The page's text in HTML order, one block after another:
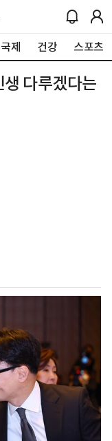
국제 건강 스포츠
다루겠다는